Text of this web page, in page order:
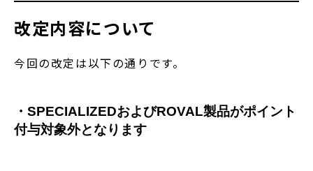
改定内容について
今回の改定は以下の通りです。
・ SPECIALIZEDおよびROVAL製品がポイント
付与対象外となります